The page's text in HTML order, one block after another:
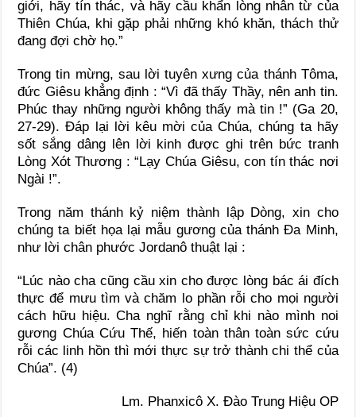
giới, hãy tín thác, và hãy cầu khẩn lòng nhân từ của
Thiên Chúa, khi gặp phải những khó khăn, thách thử
đang đợi chờ họ.”
Trong tin mừng, sau lời tuyên xưng của thánh Tôma,
đức Giêsu khẳng định : “Vì đã thấy Thầy, nên anh tin.
Phúc thay những người không thấy mà tin !” (Ga 20,
27-29). Đáp lại lời kêu mời của Chúa, chúng ta hãy
sốt sắng dâng lên lời kinh được ghi trên bức tranh
Lòng Xót Thương : “Lạy Chúa Giêsu, con tín thác nơi
Ngài !”.
Trong năm thánh kỷ niệm thành lập Dòng, xin cho
chúng ta biết họa lại mẫu gương của thánh Đa Minh,
như lời chân phước Jordanô thuật lại :
“Lúc nào cha cũng cầu xin cho được lòng bác ái đích
thực để mưu tìm và chăm lo phần rỗi cho mọi người
cách hữu hiệu. Cha nghĩ rằng chỉ khi nào mình noi
gương Chúa Cứu Thế, hiến toàn thân toàn sức cứu
rỗi các linh hồn thì mới thực sự trở thành chi thể của
Chúa”. (4)
Lm. Phanxicô X. Đào Trung Hiệu OP